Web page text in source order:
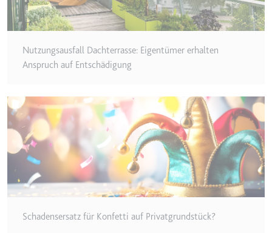
Website.
Ablauf:
Beständig
HTML Local Storage
Anbieter:
youtube.com
Zweck:
Wird verwendet, um die
Interaktion der Nutzer mit
eingebetteten Inhalten zu
verfolgen.
Ablauf:
180 Tage
Nutzungsausfall Dachterrasse: Eigentümer erhalten
Anspruch auf Entschädigung
Schadensersatz für Konfetti auf Privatgrundstück?